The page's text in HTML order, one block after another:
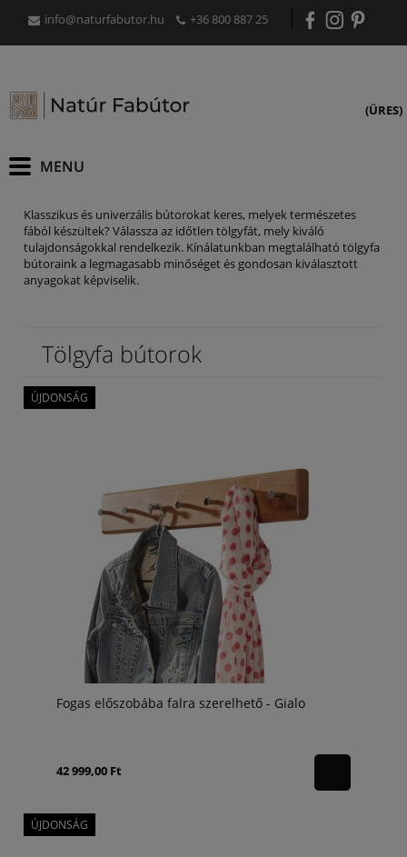
info@naturfabutor.hu +36 800 887 25
(ÜRES)
Klasszikus és univerzális bútorokat keres, melyek természetes
fából készültek? Válassza az időtlen tölgyfát, mely kiváló
tulajdonságokkal rendelkezik. Kínálatunkban megtalálható tölgyfa
bútoraink a legmagasabb minőséget és gondosan kiválasztott
anyagokat képviselik.
Tölgyfa bútorok
Fogas előszobába falra szerelhető - Gialo
42 999,00 Ft
ÚJDONSÁG
ÚJDONSÁG